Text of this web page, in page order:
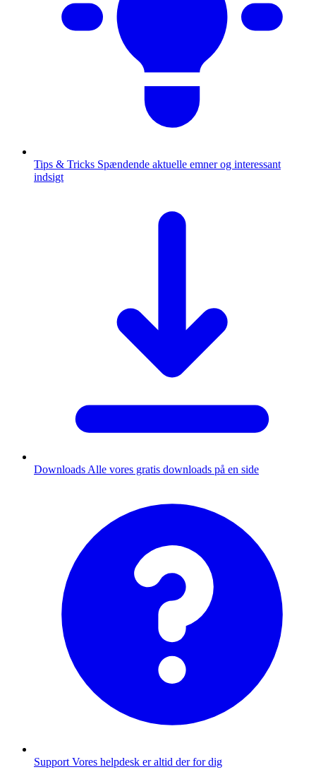
Tips & Tricks Spændende aktuelle emner og interessant
indsigt
Downloads Alle vores gratis downloads på en side
Support Vores helpdesk er altid der for dig